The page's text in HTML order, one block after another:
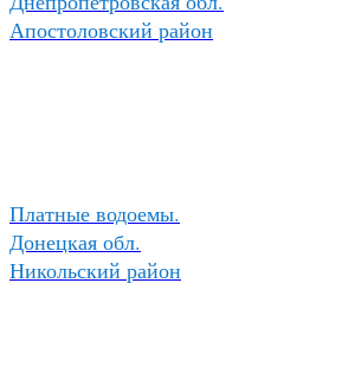
Апостоловский район
Платные водоемы.
Донецкая обл.
Никольский район